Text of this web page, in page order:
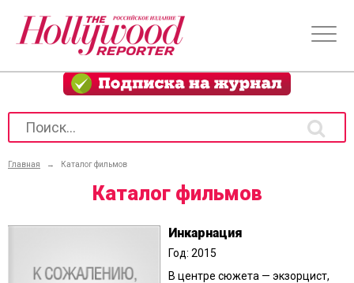
Главная → Каталог фильмов
Каталог фильмов
Инкарнация
Год: 2015
В центре сюжета — экзорцист,